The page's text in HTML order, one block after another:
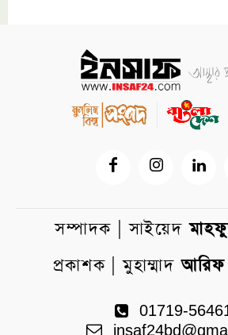
সম্পাদক | সাইয়েদ
প্রকাশক | মুহাম্মাদআরিফ
01719-